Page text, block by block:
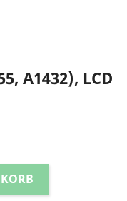
A1432), LCD